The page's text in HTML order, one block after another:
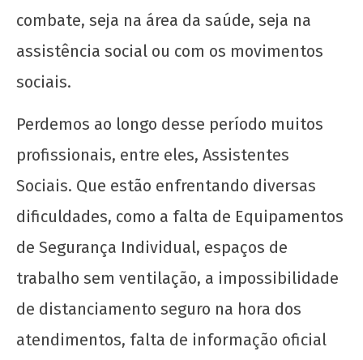
A Munição da Direita Não é Travesti
de
maio
de
wp-
admin
20 de Novembro - Dia da Consciência Negra
combate, seja na área da saúde, seja na
assistência social ou com os movimentos
sociais.
Perdemos ao longo desse período muitos
profissionais, entre eles, Assistentes
Sociais. Que estão enfrentando diversas
dificuldades, como a falta de Equipamentos
de Segurança Individual, espaços de
trabalho sem ventilação, a impossibilidade
de distanciamento seguro na hora dos
atendimentos, falta de informação oficial